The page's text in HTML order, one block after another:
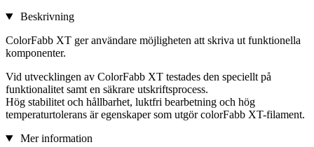
Beskrivning
ColorFabb XT ger användare möjligheten att skriva ut funktionella
komponenter.
Vid utvecklingen av ColorFabb XT testades den speciellt på
funktionalitet samt en säkrare utskriftsprocess.
Hög stabilitet och hållbarhet, luktfri bearbetning och hög
temperaturtolerans är egenskaper som utgör colorFabb XT-filament.
Mer information